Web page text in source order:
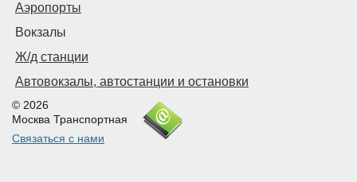
Аэропорты
Вокзалы
Ж/д станции
Автовокзалы, автостанции и остановки
© 2026
Москва Транспортная
Связаться с нами